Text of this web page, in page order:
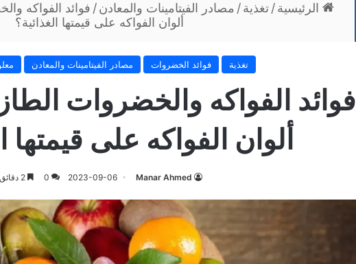
الرئيسية/تغذية/ مصادر الفيتامينات والمعادن/ فوائد الفواكه
ألوان الفواكه على قيمتها الغذائية؟
تغذية فوائد الخضروات مصادر الفيتامينات والمعادن
فوائد الفواكه والخضروات
ألوان الفواكه على قيمتها
Manar Ahmed
2023-09-06
0